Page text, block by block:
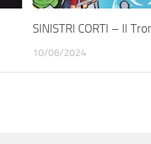
SINISTRI CORTI – Il
10/06/2024